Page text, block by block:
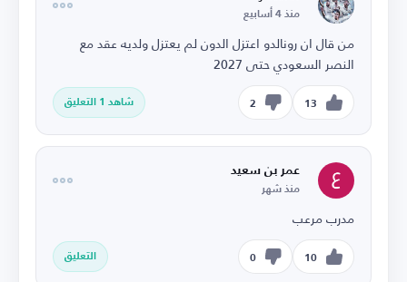
منذ 4 أسابيع
من قال ان رونالدو اعتزل الدون لم يعتزل ولديه عقد مع
النصر السعودي حتى 2027
13
2 شاهد 1 التعليق
عمر بن سعيد
منذ شهر
مدرب مرعب
10
0 التعليق